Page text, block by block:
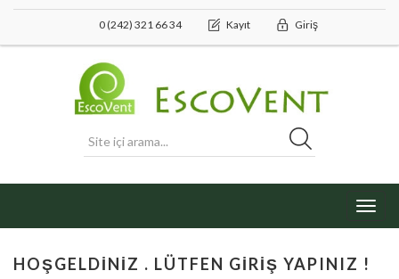
0 (242) 321 66 34 Kayıt Giriş
HOŞGELDINIZ . LÜTFEN GIRIŞ YAPINIZ !